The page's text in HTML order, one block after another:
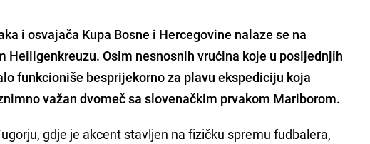
i osvajača Kupa Bosne i Hercegovine nalaze se na
Heiligenkreuzu. Osim nesnosnih vrućina koje u posljednjih
funkcioniše besprijekorno za plavu ekspediciju koja
važan dvomeč sa slovenačkim prvakom Mariborom.
gdje je akcent stavljen na fizičku spremu fudbalera,